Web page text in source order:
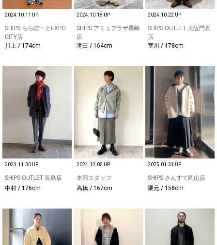
2024.10.11 UP
SHIPS ららぽーとEXPO
CITY店
川上 / 174cm
2024.10.18 UP
SHIPS アミュプラザ長崎
店
滝田 / 164cm
2024.10.22 UP
SHIPS OUTLET 大阪門真
店
室川 / 178cm
2024.11.30 UP
SHIPS OUTLET 長島店
中村 / 176cm
2024.12.02 UP
本部スタッフ
高橋 / 167cm
2025.01.31 UP
SHIPS さんすて岡山店
隈元 / 158cm